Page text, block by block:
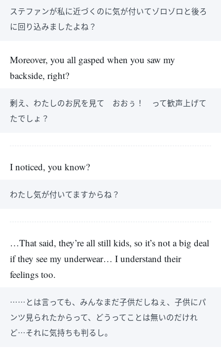
ステファンが私に近づくのに気が付いてゾロゾロと後ろ
に回り込みましたよね？
Moreover, you all gasped when you saw my
backside, right?
剰え、わたしのお尻を見て おおぅ！ って歓声上げて
たでしょ？
I noticed, you know?
わたし気が付いてますからね？
…That said, they’re all still kids, so it’s not a big deal
if they see my underwear… I understand their
feelings too.
……とは言っても、みんなまだ子供だしねぇ、子供にパ
ンツ見られたからって、どうってことは無いのだけれ
ど…それに気持ちも判るし。